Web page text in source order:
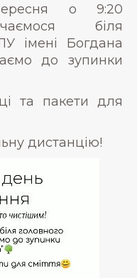
о 9:20
біля
імені Богдана
до зупинки
та пакети для
дистанцію!